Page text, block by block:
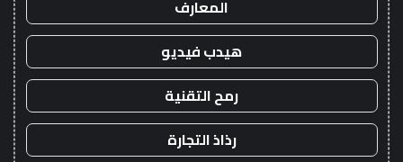
المعارف
هيدب فيديو
رمح التقنية
رذاذ التجارة